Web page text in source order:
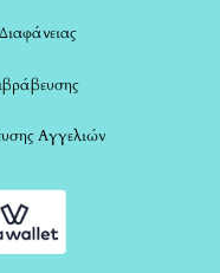
Αγγελιών